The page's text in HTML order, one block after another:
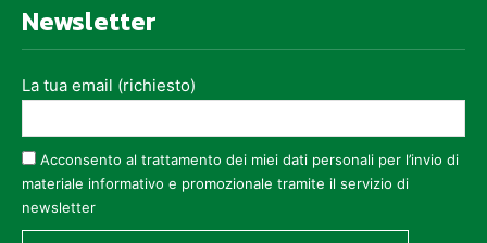
Newsletter
La tua email (richiesto)
Acconsento al trattamento dei miei dati personali per l’invio di
materiale informativo e promozionale tramite il servizio di
newsletter